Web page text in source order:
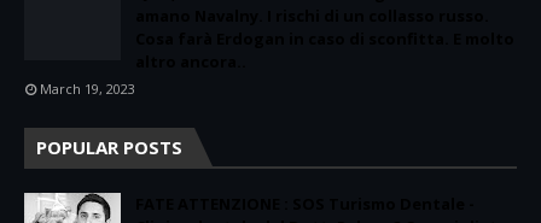
March 19, 2023
POPULAR POSTS